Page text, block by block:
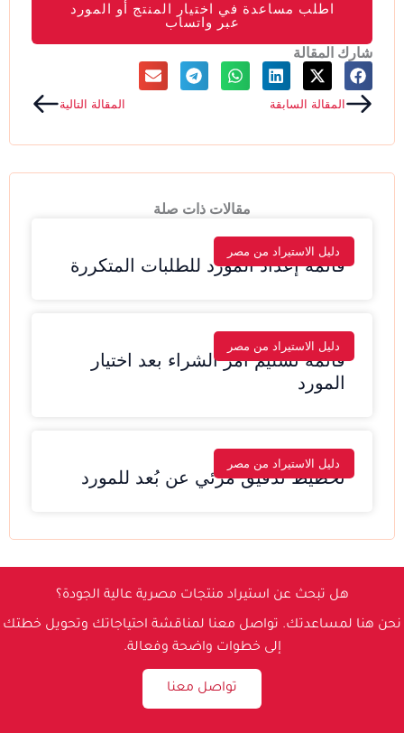
اطلب مساعدة في اختيار المنتج أو المورد
عبر واتساب
شارك المقالة
Prevالمقالة السابقة المقالة التاليةNext
مقالات ذات صلة
دليل الاستيراد من مصر
قائمة إعداد المورد للطلبات المتكررة
دليل الاستيراد من مصر
قائمة تسليم أمر الشراء بعد اختيار
المورد
دليل الاستيراد من مصر
تخطيط تدقيق مرئي عن بُعد للمورد
هل تبحث عن استيراد منتجات مصرية عالية الجودة؟
نحن هنا لمساعدتك. تواصل معنا لمناقشة احتياجاتك وتحويل خطتك
إلى خطوات واضحة وفعالة.
تواصل معنا